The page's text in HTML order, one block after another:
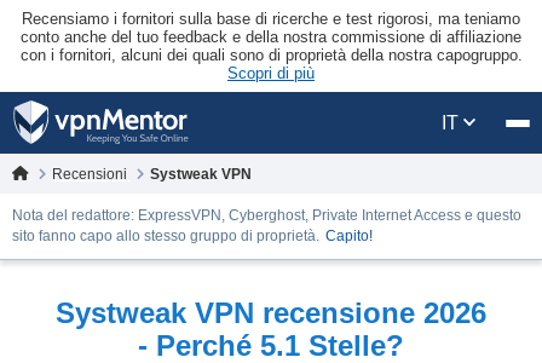
Recensiamo i fornitori sulla base di ricerche e test rigorosi, ma teniamo
conto anche del tuo feedback e della nostra commissione di affiliazione
con i fornitori, alcuni dei quali sono di proprietà della nostra capogruppo.
Scopri di più
IT
Recensioni Systweak VPN
Nota del redattore: ExpressVPN, Cyberghost, Private Internet Access e questo
sito fanno capo allo stesso gruppo di proprietà. Capito!
Systweak VPN recensione 2026
- Perché 5.1 Stelle?